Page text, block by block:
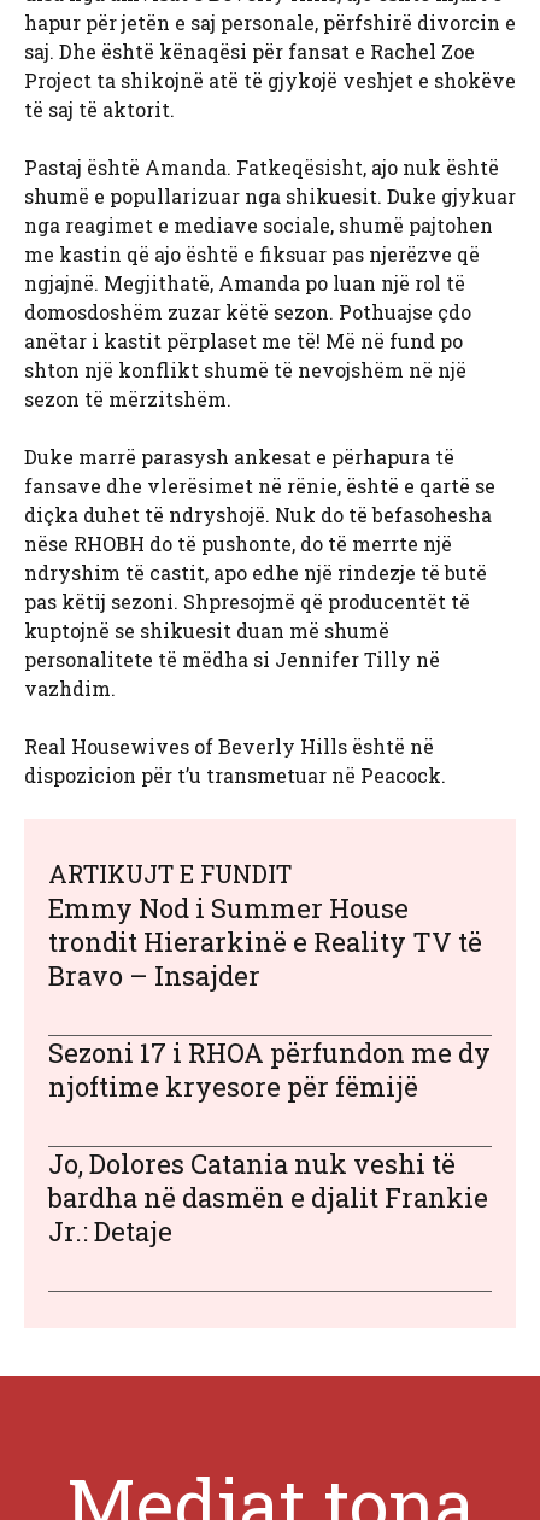
hapur për jetën e saj personale, përfshirë divorcin e
saj. Dhe është kënaqësi për fansat e Rachel Zoe
Project ta shikojnë atë të gjykojë veshjet e shokëve
të saj të aktorit.
Pastaj është Amanda. Fatkeqësisht, ajo nuk është
shumë e popullarizuar nga shikuesit. Duke gjykuar
nga reagimet e mediave sociale, shumë pajtohen
me kastin që ajo është e fiksuar pas njerëzve që
ngjajnë. Megjithatë, Amanda po luan një rol të
domosdoshëm zuzar këtë sezon. Pothuajse çdo
anëtar i kastit përplaset me të! Më në fund po
shton një konflikt shumë të nevojshëm në një
sezon të mërzitshëm.
Duke marrë parasysh ankesat e përhapura të
fansave dhe vlerësimet në rënie, është e qartë se
diçka duhet të ndryshojë. Nuk do të befasohesha
nëse RHOBH do të pushonte, do të merrte një
ndryshim të castit, apo edhe një rindezje të butë
pas këtij sezoni. Shpresojmë që producentët të
kuptojnë se shikuesit duan më shumë
personalitete të mëdha si Jennifer Tilly në
vazhdim.
Real Housewives of Beverly Hills është në
dispozicion për t’u transmetuar në Peacock.
ARTIKUJT E FUNDIT
Emmy Nod i Summer House
trondit Hierarkinë e Reality TV të
Bravo – Insajder
Sezoni 17 i RHOA përfundon me dy
njoftime kryesore për fëmijë
Jo, Dolores Catania nuk veshi të
bardha në dasmën e djalit Frankie
Jr.: Detaje